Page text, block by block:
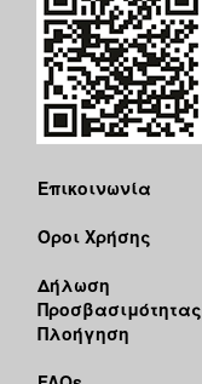
Επικοινωνία
Όροι Χρήσης
Δήλωση
Προσβασιμότητας
Πλοήγηση